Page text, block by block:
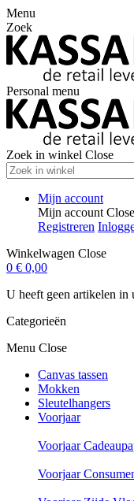
Menu
Zoek
Personal menu
Zoek in winkel Close
Mijn account
Mijn account Close
Registreren
Winkelwagen Close
0 € 0,00
U heeft geen artikelen
Categorieën
Menu Close
Canvas tassen
Mokken
Sleutelhangers
Voorjaar
Voorjaar
Voorjaar